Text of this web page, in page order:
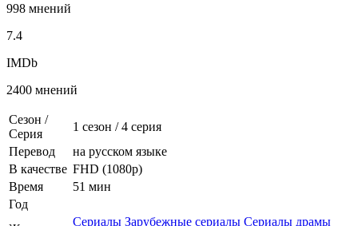
998 мнений
7.4
IMDb
2400 мнений
Сезон /
Серия
1 сезон /4 серия
Перевод
на русском языке
В качестве FHD (1080p)
Время
51 мин
Год
Сериалы Зарубежные сериалы Сериалы драмы